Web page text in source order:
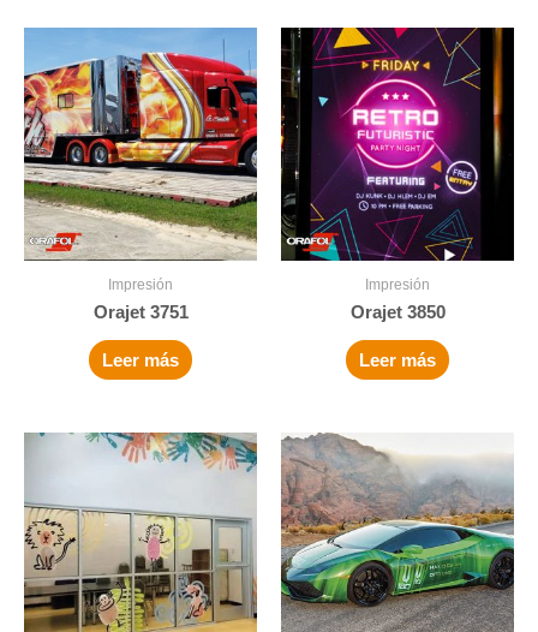
Impresión
Orajet 3751
Leer más
Impresión
Orajet 3850
Leer más